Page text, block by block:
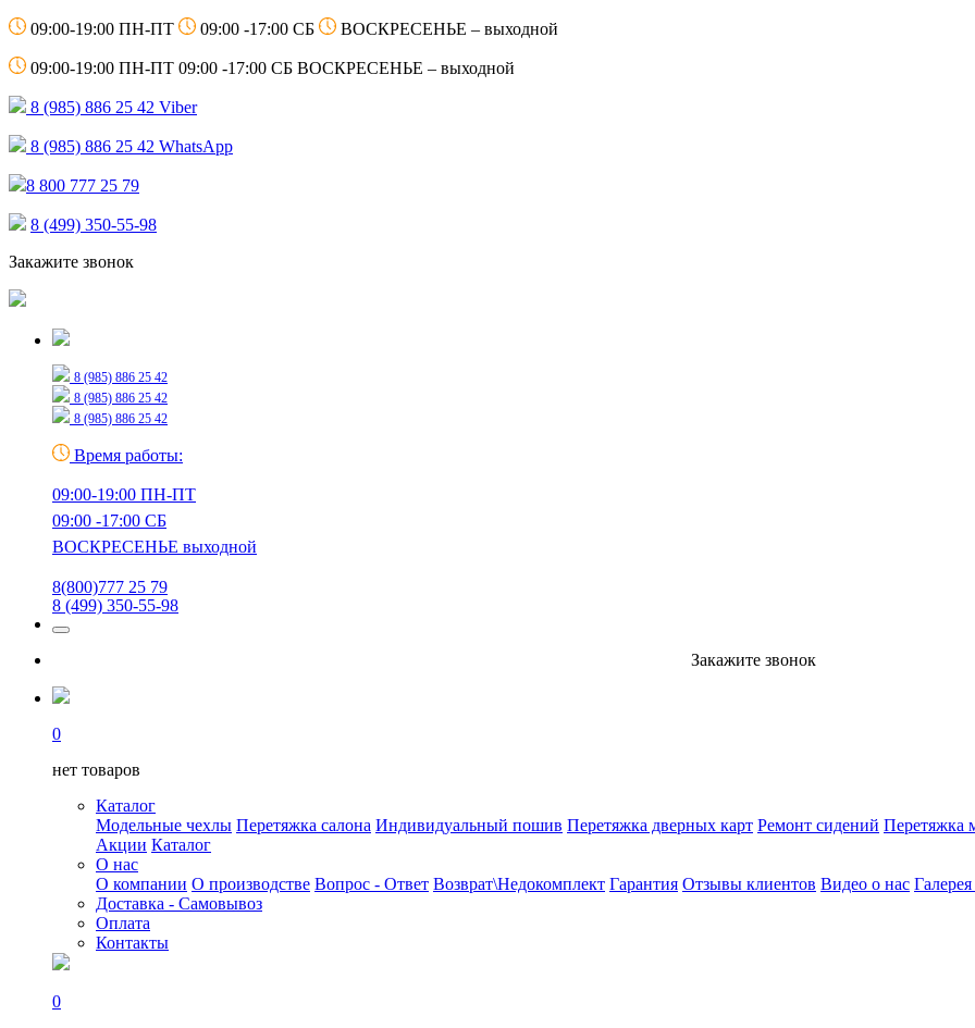
09:00-19:00 ПН-ПТ 09:00 -17:00 СБ ВОСКРЕСЕНЬЕ – выходной
09:00-19:00 ПН-ПТ 09:00 -17:00 СБ ВОСКРЕСЕНЬЕ – выходной
8 (985) 886 25 42 Viber
8 (985) 886 25 42 WhatsApp
8 800 777 25 79
8 (499) 350-55-98
Закажите звонок
8 (985) 886 25 42
8 (985) 886 25 42
8 (985) 886 25 42
Время работы:
09:00-19:00 ПН-ПТ
09:00 -17:00 СБ
ВОСКРЕСЕНЬЕ выходной
8(800)777 25 79
8 (499) 350-55-98
Закажите звонок
0
нет товаров
Каталог
Модельные чехлы Перетяжка салона Индивидуальный пошив Перетяжка дверных карт Ремонт сидений Перетяжка
Акции Каталог
О нас
О компании О производстве Вопрос - Ответ Возврат\Недокомплект Гарантия Отзывы клиентов Видео о нас
Доставка - Самовывоз
Оплата
Контакты
0